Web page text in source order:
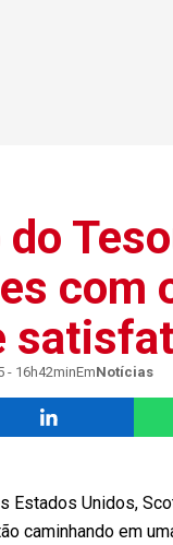
com
- 16h42minEmNotícias
Estados Unidos,
caminhando em